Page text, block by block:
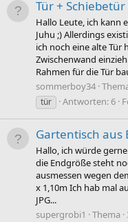
Tür +
Hallo Leute, ich kann
Juhu ;) Allerdings
ich noch eine alte Tür
Zwischenwand
Rahmen für die Tür
sommerboy34
tür
Antworten: 6
Gartentisch aus
Hallo, ich würde
die Endgröße steht
ausmessen wegen
x 1,10m Ich hab mal
JPG...
supergrobi1
Thema